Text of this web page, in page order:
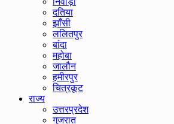
दतिया
झाँसी
ललितपुर
बांदा
महोबा
जालौन
हमीरपुर
चित्रकूट
राज्य
उत्तरप्रदेश
गुजरात